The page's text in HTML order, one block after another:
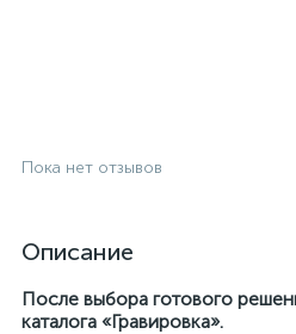
Пока нет отзывов
Описание
После выбора готового
каталога «Гравировка».